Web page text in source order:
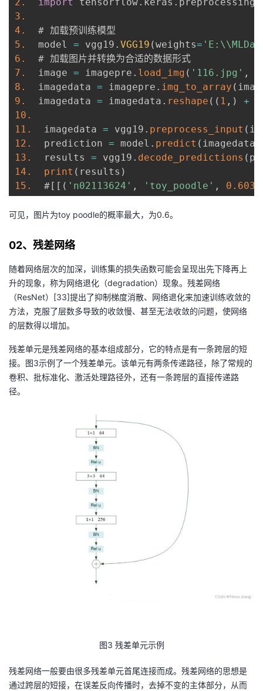
3.
4.
5.
  model
= vgg19 . VGG19 (weights=
6.
7.
  image
= imagepre . load_img ( '116.jpg' ,
8.
  imagedata
= imagepre . img_to_array (
9.
  imagedata
= imagedata . reshape ( ( 1 , ) +
10.
11.
  imagedata
= vgg19 . preprocess_input (
12.
  prediction
= model . predict ( imagedata
13.
  results
= vgg19 . decode_predictions (
14.
print ( results )
15.
  #
[ [ ( 'n02113624' , 'toy_poodle' ,
可见，图片为toy poodle的概率最大，为0.6。
02、残差网络
随着网络层次的加深，训练集的损失函数可能会呈现出先下降再上
升的现象，称为网络退化（degradation）现象。残差网络
（ResNet）[33]提出了抑制梯度消散、网络退化来加速训练收敛的
方法，克服了层数多导致的收敛慢、甚至无法收敛的问题，使网络
的层数得以增加。
残差单元是残差网络的基本组成部分，它的特点是有一条跨层的短
接。图3示例了一个残差单元。该单元有两条传递路径，除了常规的
卷积、批标准化、激活处理路径外，还有一条跨层的直接传递路
径。
图3 残差单元示例
残差网络一般要由很多残差单元首尾连接而成。残差网络的思想是
通过跨层的短接，在误差反向传播时，去掉不变的主体部分，从而